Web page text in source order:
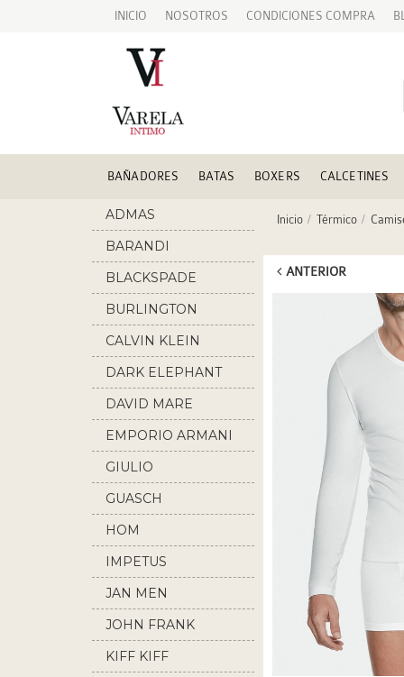
INICIO NOSOTROS CONDICIONES COMPRA
BAÑADORES BATAS BOXERS CALCETINES
ADMAS
BARANDI
BLACKSPADE
BURLINGTON
CALVIN KLEIN
DARK ELEPHANT
DAVID MARE
EMPORIO ARMANI
GIULIO
GUASCH
HOM
IMPETUS
JAN MEN
JOHN FRANK
KIFF KIFF
Inicio Térmico
ANTERIOR